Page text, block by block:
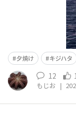
夕焼け キジハタ
12
もじお |